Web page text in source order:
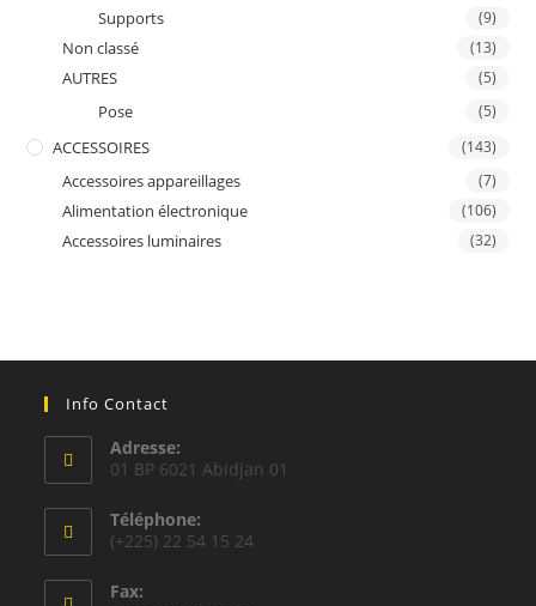
Supports (9)
Non classé (13)
AUTRES (5)
Pose (5)
ACCESSOIRES (143)
Accessoires appareillages (7)
Alimentation électronique (106)
Accessoires luminaires (32)
Info Contact
Adresse:
01 BP 6021 Abidjan 01
Téléphone:
(+225) 22 54 15 24
Fax: